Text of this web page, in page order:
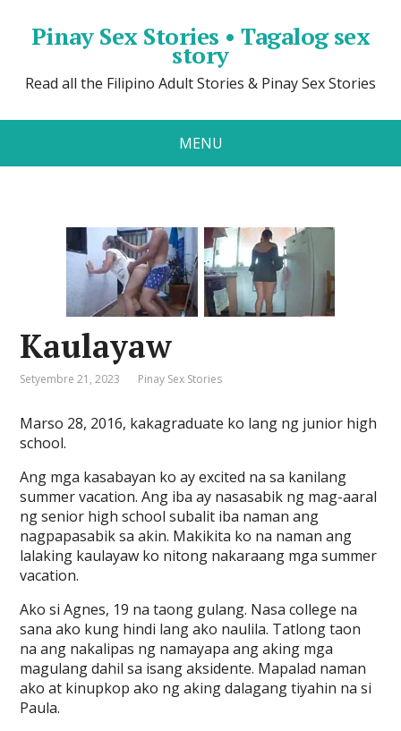
Pinay Sex Stories • Tagalog sex
story
Read all the Filipino Adult Stories & Pinay Sex Stories
MENU
Kaulayaw
Setyembre 21, 2023 Pinay Sex Stories
Marso 28, 2016, kakagraduate ko lang ng junior high
school.
Ang mga kasabayan ko ay excited na sa kanilang
summer vacation. Ang iba ay nasasabik ng mag-aaral
ng senior high school subalit iba naman ang
nagpapasabik sa akin. Makikita ko na naman ang
lalaking kaulayaw ko nitong nakaraang mga summer
vacation.
Ako si Agnes, 19 na taong gulang. Nasa college na
sana ako kung hindi lang ako naulila. Tatlong taon
na ang nakalipas ng namayapa ang aking mga
magulang dahil sa isang aksidente. Mapalad naman
ako at kinupkop ako ng aking dalagang tiyahin na si
Paula.